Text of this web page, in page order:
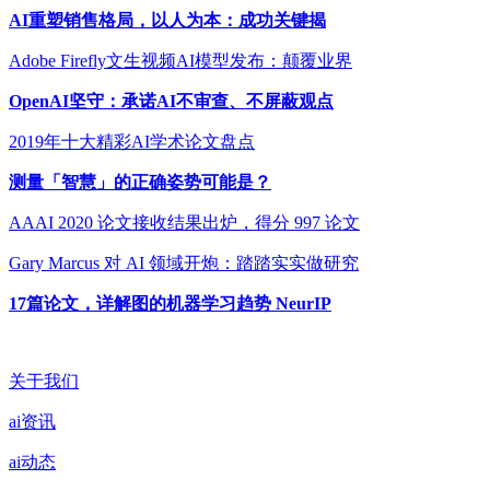
AI重塑销售格局，以人为本：成功关键揭
Adobe Firefly文生视频AI模型发布：颠覆业界
OpenAI坚守：承诺AI不审查、不屏蔽观点
2019年十大精彩AI学术论文盘点
测量「智慧」的正确姿势可能是？
AAAI 2020 论文接收结果出炉，得分 997 论文
Gary Marcus 对 AI 领域开炮：踏踏实实做研究
17篇论文，详解图的机器学习趋势 NeurIP
关于我们
ai资讯
ai动态